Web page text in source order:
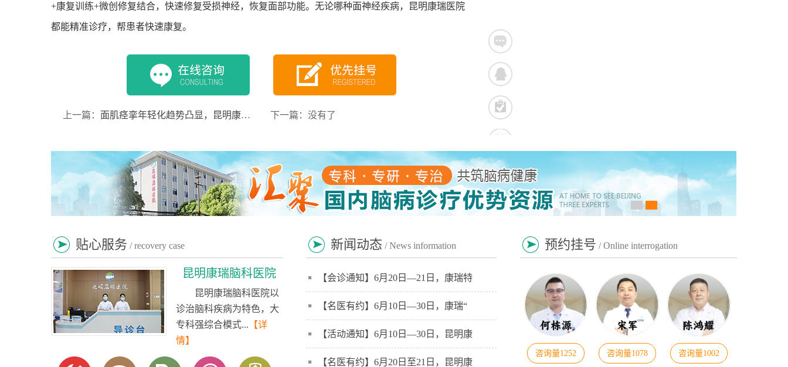
+康复训练+微创修复结合，快速修复受损神经，恢复面部功能。无论哪种面神经疾病，昆明康瑞医院
都能精准诊疗，帮患者快速康复。
上一篇： 面肌痉挛年轻化趋势凸显，昆明康瑞医院：警惕！这些日常习惯正在悄悄诱发面抽 下一篇：没有了
贴心服务 / recovery case
昆明康瑞脑科医院
昆明康瑞脑科医院以
诊治脑科疾病为特色，大
专科强综合模式... 【详
情】
新闻动态 / News information
【会诊通知】6月20日—21日，康瑞特
【名医有约】6月10日—30日，康瑞“
【活动通知】6月10日—30日，昆明康
【名医有约】6月20日至21日，昆明康
预约挂号 / Online interrogation
咨询量1252 咨询量1078 咨询量1002